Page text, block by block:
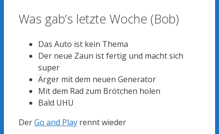
Was gab’s letzte Woche (Bob)
Das Auto ist kein Thema
Der neue Zaun ist fertig und macht sich
super
Ärger mit dem neuen Generator
Mit dem Rad zum Brötchen holen
Bald UHU
DerGo and Play rennt wieder